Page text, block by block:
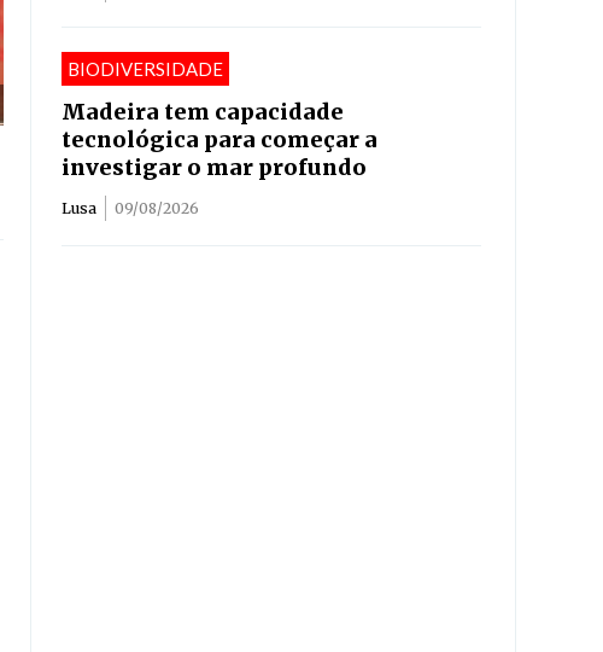
BIODIVERSIDADE
Madeira tem capacidade
tecnológica para começar a
investigar o mar profundo
Lusa 09/08/2026